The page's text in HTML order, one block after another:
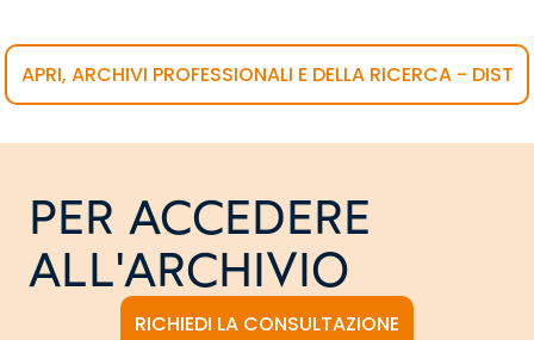
APRI, ARCHIVI PROFESSIONALI E DELLA RICERCA - DIST
PER ACCEDERE
ALL'ARCHIVIO
RICHIEDI LA CONSULTAZIONE